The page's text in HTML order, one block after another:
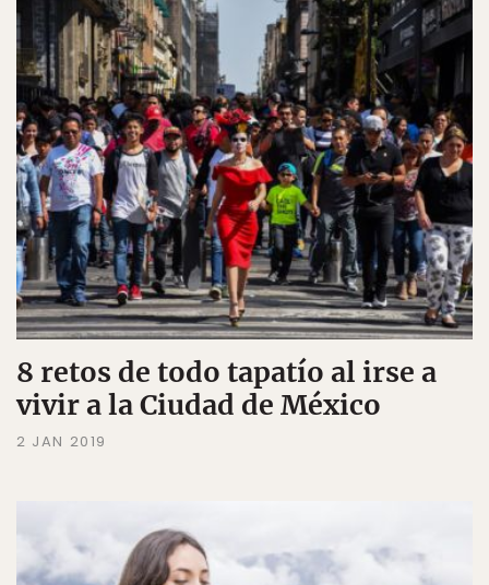
8 retos de todo tapatío al irse a
vivir a la Ciudad de México
2 JAN 2019